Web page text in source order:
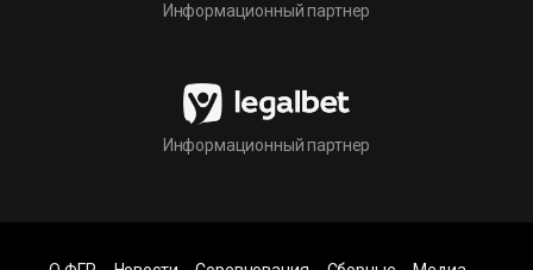
Информационный партнер
Информационный партнер